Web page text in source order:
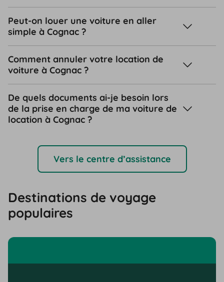
Peut-on louer une voiture en aller
simple à Cognac ?
Comment annuler votre location de
voiture à Cognac ?
De quels documents ai-je besoin lors
de la prise en charge de ma voiture de
location à Cognac ?
Vers le centre d’assistance
Destinations de voyage
populaires